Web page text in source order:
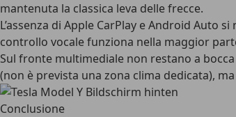
mantenuta la classica leva delle frecce.
L’assenza di Apple CarPlay e Android Auto
controllo vocale funziona nella maggior
Sul fronte multimediale non restano a
(non è prevista una zona clima dedicata),
Conclusione